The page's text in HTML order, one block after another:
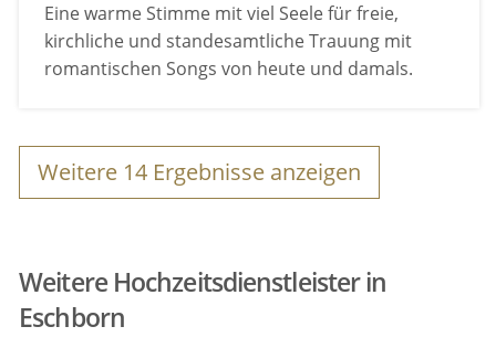
Eine warme Stimme mit viel Seele für freie,
kirchliche und standesamtliche Trauung mit
romantischen Songs von heute und damals.
Weitere 14 Ergebnisse anzeigen
Weitere Hochzeitsdienstleister in
Eschborn